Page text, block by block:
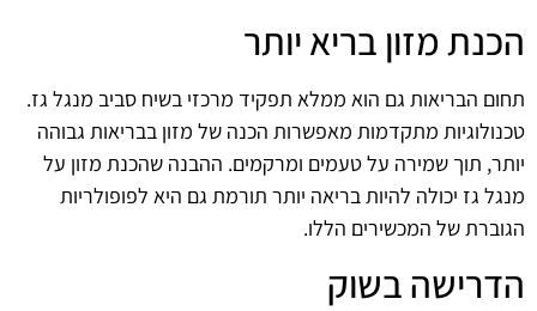
הכנת מזון בריא יותר
תחום הבריאות גם הוא ממלא תפקיד מרכזי בשיח סביב מנגל גז.
טכנולוגיות מתקדמות מאפשרות הכנה של מזון בבריאות גבוהה
יותר, תוך שמירה על טעמים ומרקמים. ההבנה שהכנת מזון על
מנגל גז יכולה להיות בריאה יותר תורמת גם היא לפופולריות
הגוברת של המכשירים הללו.
הדרישה בשוק